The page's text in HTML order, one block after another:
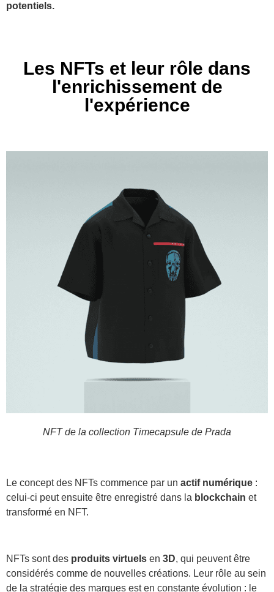
potentiels.
Les NFTs et leur rôle dans
l'enrichissement de
l'expérience
NFT de la collection Timecapsule de Prada
Le concept des NFTs commence par un actif numérique :
celui-ci peut ensuite être enregistré dans la blockchain et
transformé en NFT.
NFTs sont des produits virtuels en 3D, qui peuvent être
considérés comme de nouvelles créations. Leur rôle au sein
de la stratégie des marques est en constante évolution : le